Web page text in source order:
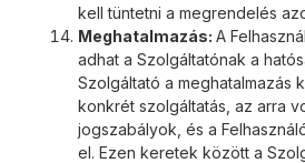
kell tüntetni a megrendelés
Meghatalmazás: A
adhat a Szolgáltatónak a
Szolgáltató a meghatalmazás
konkrét szolgáltatás, az arra
jogszabályok, és a
el. Ezen keretek között a